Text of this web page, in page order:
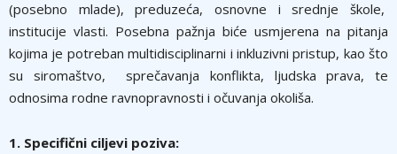
(posebno mlade), preduzeća, osnovne i srednje škole,
institucije vlasti. Posebna pažnja biće usmjerena na pitanja
kojima je potreban multidisciplinarni i inkluzivni pristup, kao što
su siromaštvo, sprečavanja konflikta, ljudska prava, te
odnosima rodne ravnopravnosti i očuvanja okoliša.
1. Specifični ciljevi poziva: